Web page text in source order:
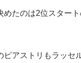
めたのは2位スター
ピアストリもラッセ